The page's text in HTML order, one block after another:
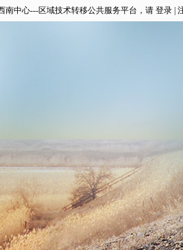
南中心---区域技术转移公共服务平台，请 登录